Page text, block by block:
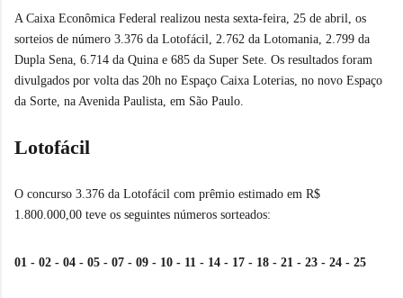
A Caixa Econômica Federal realizou nesta sexta-feira, 25 de abril, os
sorteios de número 3.376 da Lotofácil, 2.762 da Lotomania, 2.799 da
Dupla Sena, 6.714 da Quina e 685 da Super Sete. Os resultados foram
divulgados por volta das 20h no Espaço Caixa Loterias, no novo Espaço
da Sorte, na Avenida Paulista, em São Paulo.
Lotofácil
O concurso 3.376 da Lotofácil com prêmio estimado em R$
1.800.000,00 teve os seguintes números sorteados:
01 - 02 - 04 - 05 - 07 - 09 - 10 - 11 - 14 - 17 - 18 - 21 - 23 - 24 - 25